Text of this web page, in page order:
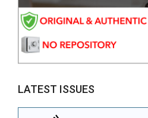
LATEST ISSUES